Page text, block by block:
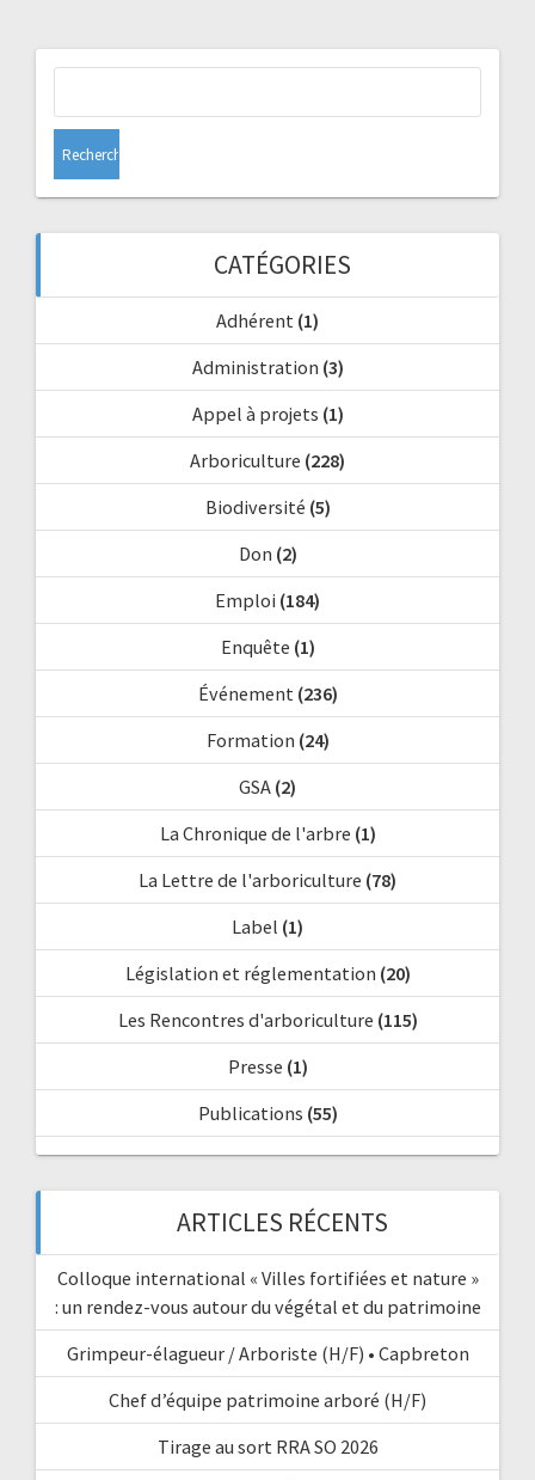
des
articles
CATÉGORIES
Adhérent (1)
Administration (3)
Appel à projets (1)
Arboriculture (228)
Biodiversité (5)
Don (2)
Emploi (184)
Enquête (1)
Événement(236)
Formation (24)
GSA (2)
La Chronique de l'arbre (1)
La Lettre de l'arboriculture (78)
Label (1)
Législation et réglementation (20)
Les Rencontres d'arboriculture (115)
Presse (1)
Publications (55)
ARTICLES RÉCENTS
Colloque international « Villes fortifiées et nature »
: un rendez-vous autour du végétal et du patrimoine
Grimpeur-élagueur / Arboriste (H/F) • Capbreton
Chef d’équipe patrimoine arboré (H/F)
Tirage au sort RRA SO 2026